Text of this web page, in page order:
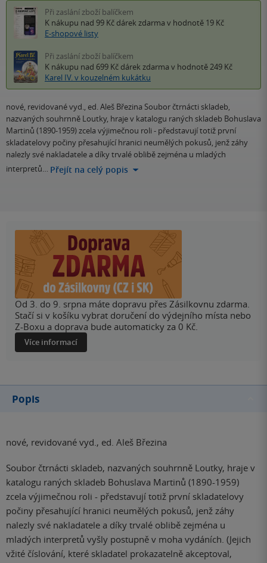
Při zaslání zboží balíčkem
K nákupu nad 99 Kč dárek zdarma v hodnotě 19 Kč
E-shopové listy
Při zaslání zboží balíčkem
K nákupu nad 699 Kč dárek zdarma v hodnotě 249 Kč
Karel IV. v kouzelném kukátku
nové, revidované vyd., ed. Aleš Březina Soubor čtrnácti skladeb,
nazvaných souhrnně Loutky, hraje v katalogu raných skladeb Bohuslava
Martinů (1890-1959) zcela výjimečnou roli - představují totiž první
skladatelovy počiny přesahující hranici neumělých pokusů, jenž záhy
nalezly své nakladatele a díky trvalé oblibě zejména u mladých
interpretů… Přejít na celý popis
Od 3. do 9. srpna máte dopravu přes Zásilkovnu zdarma.
Stačí si v košíku vybrat doručení do výdejního místa nebo
Z-Boxu a doprava bude automaticky za 0 Kč.
Více informací
Popis
nové, revidované vyd., ed. Aleš Březina
Soubor čtrnácti skladeb, nazvaných souhrnně Loutky, hraje v
katalogu raných skladeb Bohuslava Martinů (1890-1959)
zcela výjimečnou roli - představují totiž první skladatelovy
počiny přesahující hranici neumělých pokusů, jenž záhy
nalezly své nakladatele a díky trvalé oblibě zejména u
mladých interpretů vyšly postupně v moha vydáních. (Jejich
vžité číslování, které skladatel prokazatelně akceptoval,